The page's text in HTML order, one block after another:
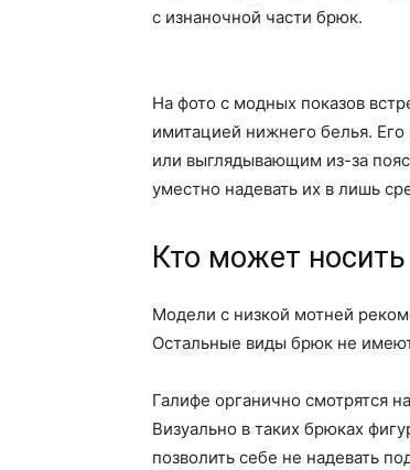
с изнаночной части брюк.
На фото с модных показов
имитацией нижнего белья.
или выглядывающим из-за
уместно надевать их в лишь
Кто может
Модели с низкой мотней
Остальные виды брюк не
Галифе органично смотрятся
Визуально в таких брюках
позволить себе не надевать